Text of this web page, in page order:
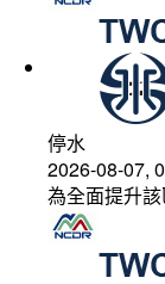
停水
2026-08-07,
為全面提升